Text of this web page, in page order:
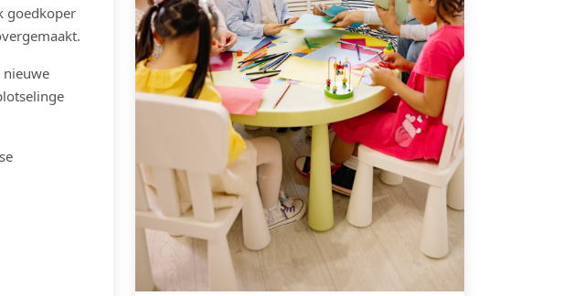
goedkoper
nieuwe